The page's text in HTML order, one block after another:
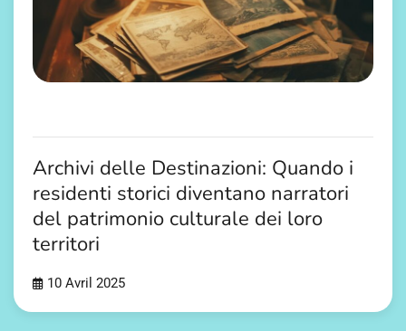
Archivi delle Destinazioni: Quando i
residenti storici diventano narratori
del patrimonio culturale dei loro
territori
10 Avril 2025